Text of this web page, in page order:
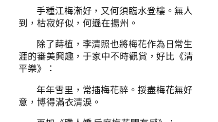
手種江梅漸好，又何須臨水登樓。無人
到，枯寂好似，何遜在揚州。
除了蒔植，李清照也將梅花作為日常生
涯的審美興趣，于家中不時觀賞，好比《清
平樂》：
年年雪里，常插梅花醉。挼盡梅花無好
意，博得滿衣清淚。